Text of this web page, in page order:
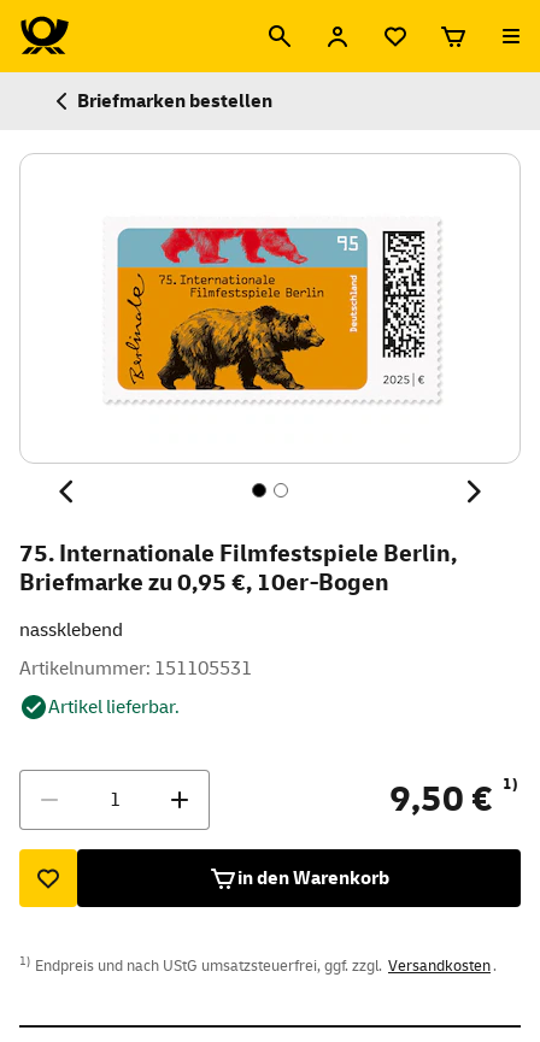
Briefmarken bestellen
75. Internationale Filmfestspiele Berlin,
Briefmarke zu 0,95 €, 10er-Bogen
nassklebend
Artikelnummer: 151105531
Artikel lieferbar.
9,50 € 1)
in den Warenkorb
1) Endpreis und nach UStG umsatzsteuerfrei, ggf. zzgl. Versandkosten.